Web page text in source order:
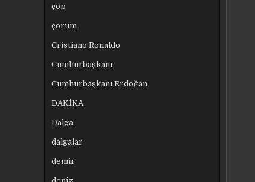
çöp
çorum
Cristiano Ronaldo
Cumhurbaşkanı
Cumhurbaşkanı Erdoğan
DAKİKA
Dalga
dalgalar
demir